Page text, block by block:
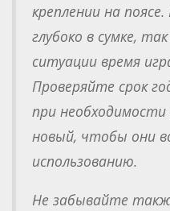
креплении на
глубоко в сумке,
ситуации время
Проверяйте срок
при
новый, чтобы они
использованию.
Не забывайте